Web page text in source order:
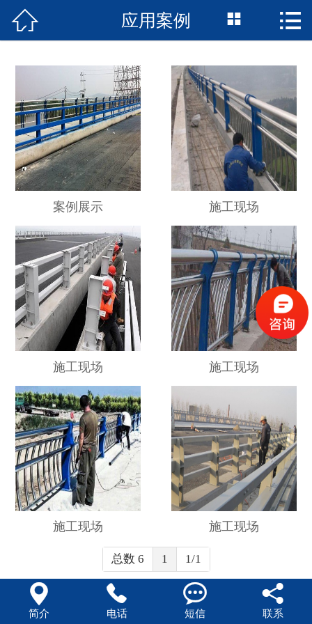
网站首页
产品展示
新闻资讯
应用案例
联系我们
 应用案例  
案例展示 施工现场
施工现场 施工现场
施工现场 施工现场
总数 6 1 1/1

简介

电话

短信

联系